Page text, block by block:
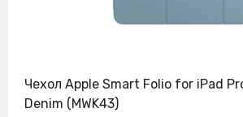
Чехол Apple Smart Folio for iPad
Denim (MWK43)